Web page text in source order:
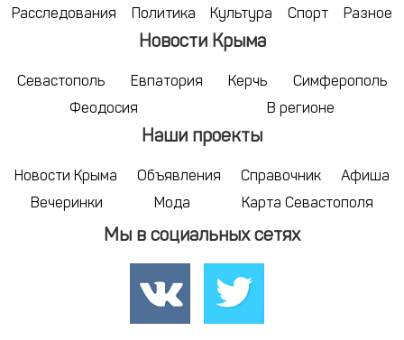
Расследования
Политика Культура Спорт Разное
Новости Крыма
Севастополь Евпатория Керчь
Симферополь
Феодосия
В регионе
Наши проекты
Новости Крыма Объявления Справочник
Афиша
Вечеринки
Мода Карта Севастополя
Мы в социальных сетях